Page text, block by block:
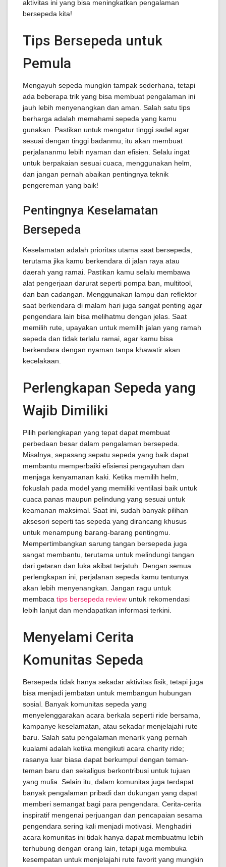
aktivitas ini yang bisa meningkatkan pengalaman
bersepeda kita!
Tips Bersepeda untuk
Pemula
Mengayuh sepeda mungkin tampak sederhana, tetapi
ada beberapa trik yang bisa membuat pengalaman ini
jauh lebih menyenangkan dan aman. Salah satu tips
berharga adalah memahami sepeda yang kamu
gunakan. Pastikan untuk mengatur tinggi sadel agar
sesuai dengan tinggi badanmu; itu akan membuat
perjalananmu lebih nyaman dan efisien. Selalu ingat
untuk berpakaian sesuai cuaca, menggunakan helm,
dan jangan pernah abaikan pentingnya teknik
pengereman yang baik!
Pentingnya Keselamatan
Bersepeda
Keselamatan adalah prioritas utama saat bersepeda,
terutama jika kamu berkendara di jalan raya atau
daerah yang ramai. Pastikan kamu selalu membawa
alat pengerjaan darurat seperti pompa ban, multitool,
dan ban cadangan. Menggunakan lampu dan reflektor
saat berkendara di malam hari juga sangat penting agar
pengendara lain bisa melihatmu dengan jelas. Saat
memilih rute, upayakan untuk memilih jalan yang ramah
sepeda dan tidak terlalu ramai, agar kamu bisa
berkendara dengan nyaman tanpa khawatir akan
kecelakaan.
Perlengkapan Sepeda yang
Wajib Dimiliki
Pilih perlengkapan yang tepat dapat membuat
perbedaan besar dalam pengalaman bersepeda.
Misalnya, sepasang sepatu sepeda yang baik dapat
membantu memperbaiki efisiensi pengayuhan dan
menjaga kenyamanan kaki. Ketika memilih helm,
fokuslah pada model yang memiliki ventilasi baik untuk
cuaca panas maupun pelindung yang sesuai untuk
keamanan maksimal. Saat ini, sudah banyak pilihan
aksesori seperti tas sepeda yang dirancang khusus
untuk menampung barang-barang pentingmu.
Mempertimbangkan sarung tangan bersepeda juga
sangat membantu, terutama untuk melindungi tangan
dari getaran dan luka akibat terjatuh. Dengan semua
perlengkapan ini, perjalanan sepeda kamu tentunya
akan lebih menyenangkan. Jangan ragu untuk
membaca tips bersepeda review untuk rekomendasi
lebih lanjut dan mendapatkan informasi terkini.
Menyelami Cerita
Komunitas Sepeda
Bersepeda tidak hanya sekadar aktivitas fisik, tetapi juga
bisa menjadi jembatan untuk membangun hubungan
sosial. Banyak komunitas sepeda yang
menyelenggarakan acara berkala seperti ride bersama,
kampanye keselamatan, atau sekadar menjelajahi rute
baru. Salah satu pengalaman menarik yang pernah
kualami adalah ketika mengikuti acara charity ride;
rasanya luar biasa dapat berkumpul dengan teman-
teman baru dan sekaligus berkontribusi untuk tujuan
yang mulia. Selain itu, dalam komunitas juga terdapat
banyak pengalaman pribadi dan dukungan yang dapat
memberi semangat bagi para pengendara. Cerita-cerita
inspiratif mengenai perjuangan dan pencapaian sesama
pengendara sering kali menjadi motivasi. Menghadiri
acara komunitas ini tidak hanya dapat membuatmu lebih
terhubung dengan orang lain, tetapi juga membuka
kesempatan untuk menjelajahi rute favorit yang mungkin